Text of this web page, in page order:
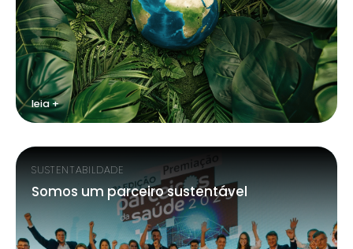
leia +
SUSTENTABILDADE
Somos um parceiro sustentável